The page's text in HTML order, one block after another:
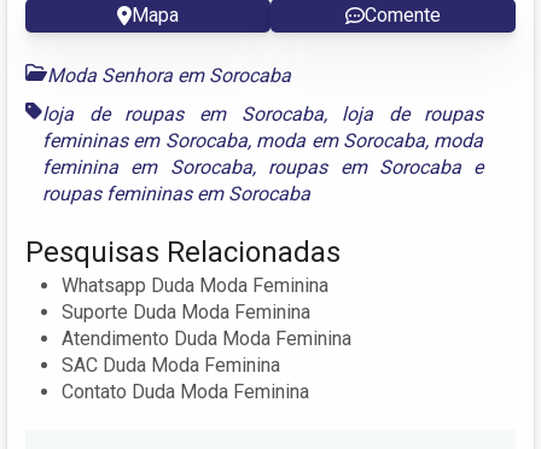
Mapa Comente
Moda Senhora em Sorocaba
loja de roupas em Sorocaba, loja de roupas
femininas em Sorocaba, moda em Sorocaba, moda
feminina em Sorocaba, roupas em Sorocaba e
roupas femininas em Sorocaba
Pesquisas Relacionadas
Whatsapp Duda Moda Feminina
Suporte Duda Moda Feminina
Atendimento Duda Moda Feminina
SAC Duda Moda Feminina
Contato Duda Moda Feminina